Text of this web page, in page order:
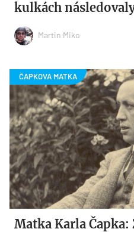
kulkách
Martin Miko
Matka Karla